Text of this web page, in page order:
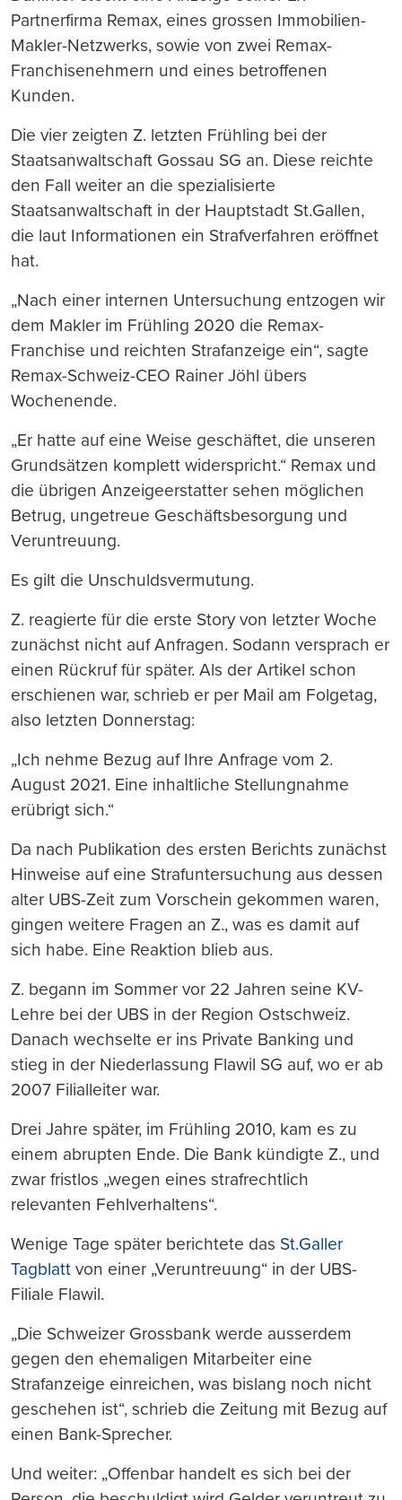
Partnerfirma Remax, eines grossen Immobilien-
Makler-Netzwerks, sowie von zwei Remax-
Franchisenehmern und eines betroffenen
Kunden.
Die vier zeigten Z. letzten Frühling bei der
Staatsanwaltschaft Gossau SG an. Diese reichte
den Fall weiter an die spezialisierte
Staatsanwaltschaft in der Hauptstadt St.Gallen,
die laut Informationen ein Strafverfahren eröffnet
hat.
„Nach einer internen Untersuchung entzogen wir
dem Makler im Frühling 2020 die Remax-
Franchise und reichten Strafanzeige ein“, sagte
Remax-Schweiz-CEO Rainer Jöhl übers
Wochenende.
„Er hatte auf eine Weise geschäftet, die unseren
Grundsätzen komplett widerspricht.“ Remax und
die übrigen Anzeigeerstatter sehen möglichen
Betrug, ungetreue Geschäftsbesorgung und
Veruntreuung.
Es gilt die Unschuldsvermutung.
Z. reagierte für die erste Story von letzter Woche
zunächst nicht auf Anfragen. Sodann versprach er
einen Rückruf für später. Als der Artikel schon
erschienen war, schrieb er per Mail am Folgetag,
also letzten Donnerstag:
„Ich nehme Bezug auf Ihre Anfrage vom 2.
August 2021. Eine inhaltliche Stellungnahme
erübrigt sich.“
Da nach Publikation des ersten Berichts zunächst
Hinweise auf eine Strafuntersuchung aus dessen
alter UBS-Zeit zum Vorschein gekommen waren,
gingen weitere Fragen an Z., was es damit auf
sich habe. Eine Reaktion blieb aus.
Z. begann im Sommer vor 22 Jahren seine KV-
Lehre bei der UBS in der Region Ostschweiz.
Danach wechselte er ins Private Banking und
stieg in der Niederlassung Flawil SG auf, wo er ab
2007 Filialleiter war.
Drei Jahre später, im Frühling 2010, kam es zu
einem abrupten Ende. Die Bank kündigte Z., und
zwar fristlos „wegen eines strafrechtlich
relevanten Fehlverhaltens“.
Wenige Tage später berichtete das St.Galler
Tagblatt von einer „Veruntreuung“ in der UBS-
Filiale Flawil.
„Die Schweizer Grossbank werde ausserdem
gegen den ehemaligen Mitarbeiter eine
Strafanzeige einreichen, was bislang noch nicht
geschehen ist“, schrieb die Zeitung mit Bezug auf
einen Bank-Sprecher.
Und weiter: „Offenbar handelt es sich bei der